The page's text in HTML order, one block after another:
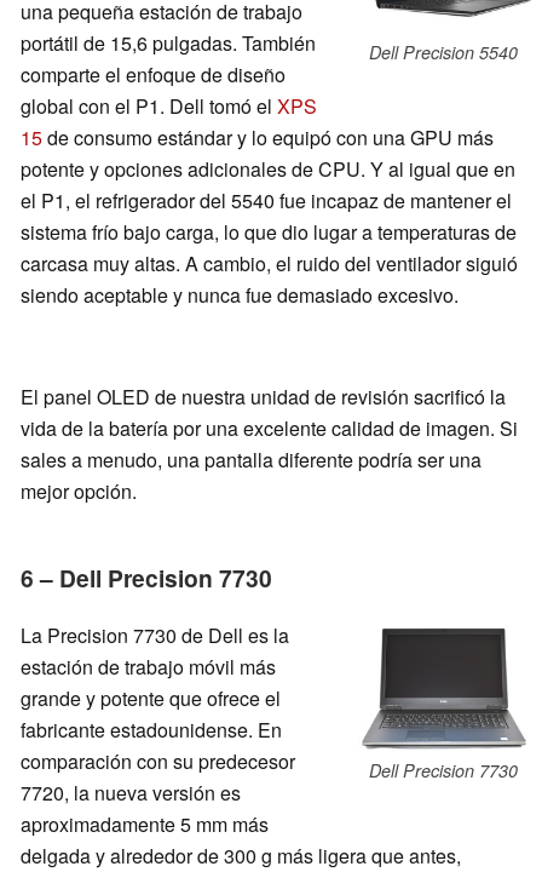
Dell Precision 5540
una pequeña estación de trabajo
portátil de 15,6 pulgadas. También
comparte el enfoque de diseño
global con el P1. Dell tomó el XPS
15de consumo estándar y lo equipó con una GPU más
potente y opciones adicionales de CPU. Y al igual que en
el P1, el refrigerador del 5540 fue incapaz de mantener el
sistema frío bajo carga, lo que dio lugar a temperaturas de
carcasa muy altas. A cambio, el ruido del ventilador siguió
siendo aceptable y nunca fue demasiado excesivo.
El panel OLED de nuestra unidad de revisión sacrificó la
vida de la batería por una excelente calidad de imagen. Si
sales a menudo, una pantalla diferente podría ser una
mejor opción.
6 – Dell Precision 7730
Dell Precision 7730
La Precision 7730 de Dell es la
estación de trabajo móvil más
grande y potente que ofrece el
fabricante estadounidense. En
comparación con su predecesor
7720, la nueva versión es
aproximadamente 5 mm más
delgada y alrededor de 300 g más ligera que antes,